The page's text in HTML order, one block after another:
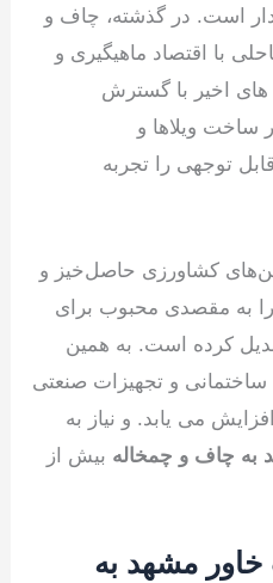
است. در گذشته، چاف و
با اقتصاد ماهیگیری و
های اخیر با گسترش
ساخت ویلاها و
توجهی را تجربه
کشاورزی حاصل‌خیز و
به مقصدی محبوب برای
کرده است. به همین
ساختمانی و تجهیزات صنعتی
می یابد. و نیاز به
به چاف و چمخاله بیش از
مشهد به